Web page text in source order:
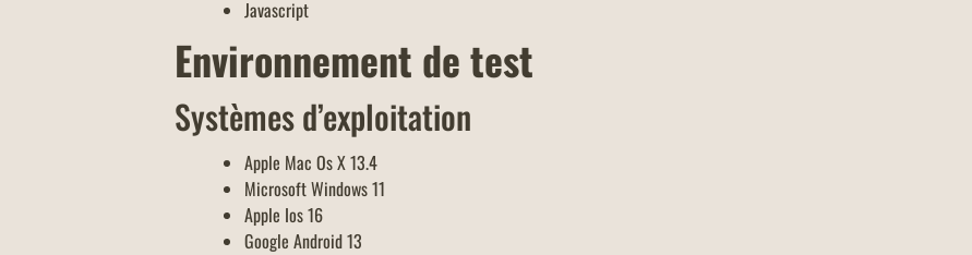
Javascript
Environnement de test
Systèmes d’exploitation
Apple Mac Os X 13.4
Microsoft Windows 11
Apple Ios 16
Google Android 13